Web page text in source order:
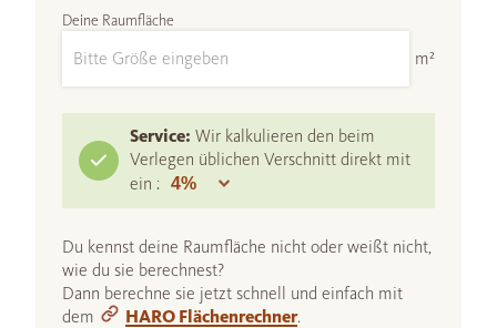
Deine Raumfläche
m²
Service: Wir kalkulieren den beim
Verlegen üblichen Verschnitt direkt mit
ein :
Du kennst deine Raumfläche nicht oder weißt nicht,
wie du sie berechnest?
Dann berechne sie jetzt schnell und einfach mit
dem
HARO Flächenrechner.